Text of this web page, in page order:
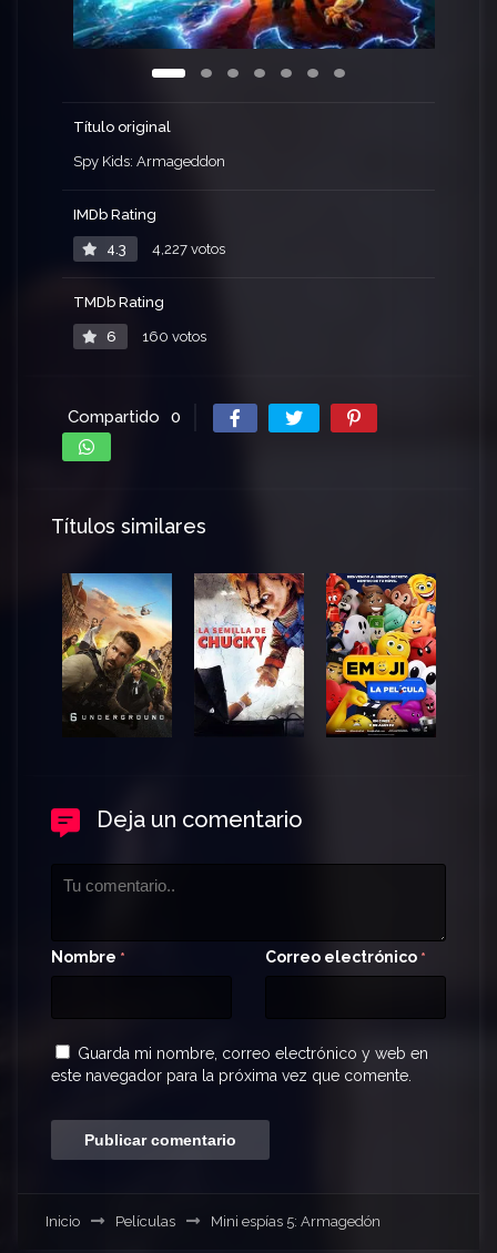
Título original
Spy Kids: Armageddon
IMDb Rating
4.3 4,227 votos
TMDb Rating
6 160 votos
Compartido 0
Títulos similares
Deja un comentario
Nombre * Correo electrónico *
Guarda mi nombre, correo electrónico y web en
este navegador para la próxima vez que comente.
Inicio Películas Mini espías 5: Armagedón